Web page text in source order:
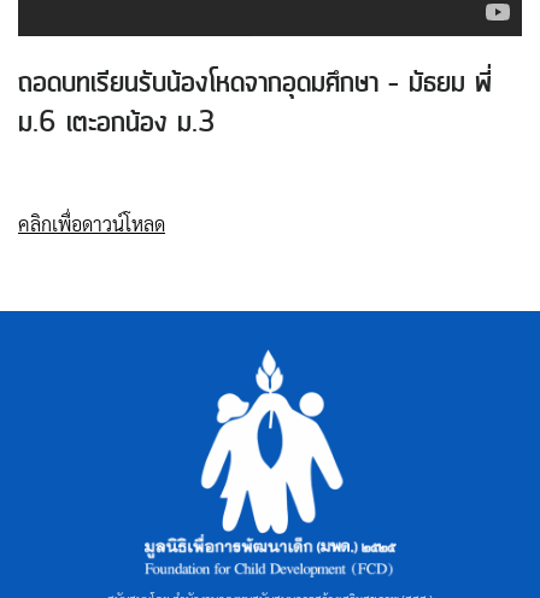
สำหรับ:
ถอดบทเรียนรับน้องโหดจากอุดมศึกษา – มัธยม พี่
ม.6 เตะอกน้อง ม.3
คลิกเพื่อดาวน์โหลด